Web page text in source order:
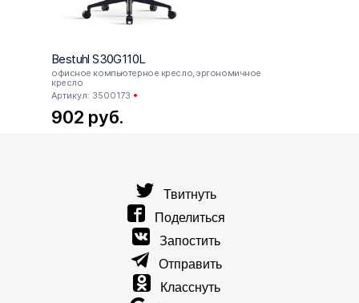
Bestuhl S30G110L
офисное компьютерное кресло, эргономичное
кресло
Артикул: 3500173
902 руб.
Твитнуть
Поделиться
Запостить
Отправить
Класснуть